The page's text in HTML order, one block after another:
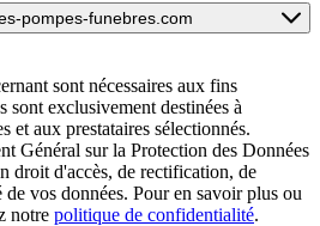
pompes-funebres.com
sont nécessaires aux fins
exclusivement destinées à
et aux prestataires sélectionnés.
Général sur la Protection des Données
droit d'accès, de rectification, de
vos données. Pour en savoir plus ou
notre politique de confidentialité.